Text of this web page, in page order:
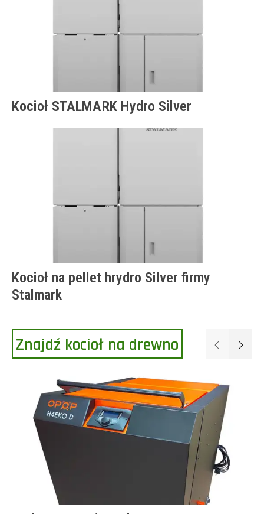
Kocioł STALMARK Hydro Silver
Kocioł na pellet hrydro Silver firmy
Stalmark
Znajdź kocioł na drewno Poprzednie